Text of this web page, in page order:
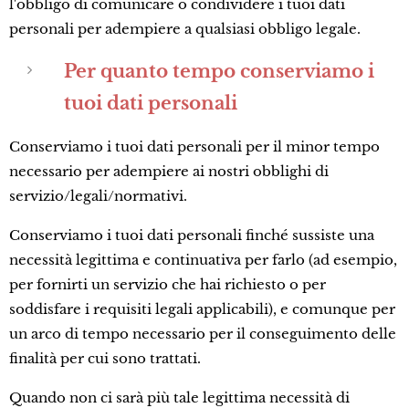
l'obbligo di comunicare o condividere i tuoi dati
personali per adempiere a qualsiasi obbligo legale.
Per quanto tempo conserviamo i
tuoi dati personali
Conserviamo i tuoi dati personali per il minor tempo
necessario per adempiere ai nostri obblighi di
servizio/legali/normativi.
Conserviamo i tuoi dati personali finché sussiste una
necessità legittima e continuativa per farlo (ad esempio,
per fornirti un servizio che hai richiesto o per
soddisfare i requisiti legali applicabili), e comunque per
un arco di tempo necessario per il conseguimento delle
finalità per cui sono trattati.
Quando non ci sarà più tale legittima necessità di